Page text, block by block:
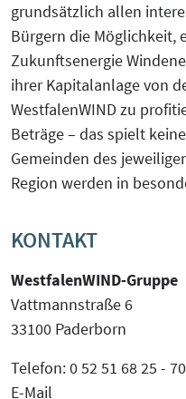
grundsätzlich allen
Bürgern die Möglichkeit,
Zukunftsenergie
ihrer Kapitalanlage von
WestfalenWIND zu
Beträge – das spielt
Gemeinden des
Region werden in
KONTAKT
WestfalenWIND-Gruppe
Vattmannstraße 6
33100 Paderborn
Telefon: 0 52 51 68 25 - 70
E-Mail